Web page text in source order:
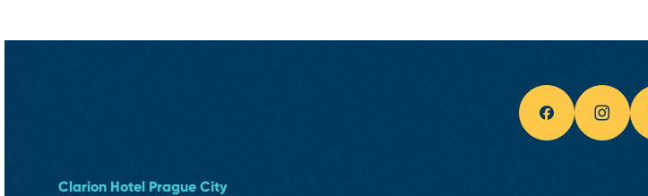
Clarion Hotel Prague City